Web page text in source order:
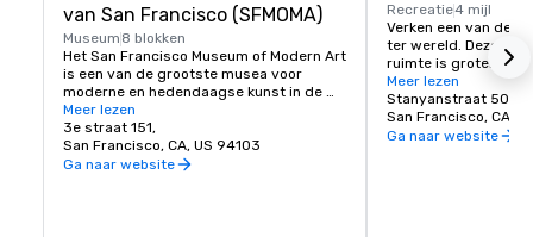
van San Francisco (SFMOMA)
Museum 8 blokken
Het San Francisco Museum of Modern Art
is een van de grootste musea voor
moderne en hedendaagse kunst in de
Verenigde Staten en een bloeiend
cultureel centrum voor de Bay Area. Het
omvat zeven verdiepingen en heeft een
café en een boekwinkel op het terrein. De
Meer lezen
3e straat 151,
San Francisco, CA, US 94103
Ga naar website
Recreatie4 mijl
Verken een van de
ter wereld. Deze 150
ruimte is groter dan
York City, en omdat
afgesloten is voor
veilige plek om al
te ontdekken, zoals
Meer lezen
Stanyanstraat 501
San Francisco, CA,
Ga naar website